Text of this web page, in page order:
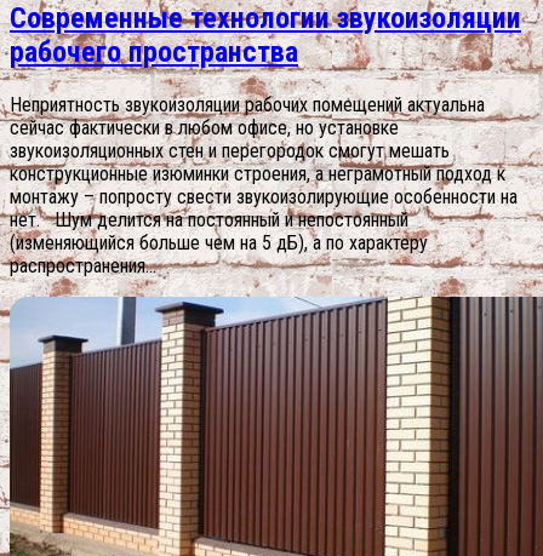
Современные технологии звукоизоляции
рабочего пространства
Неприятность звукоизоляции рабочих помещений актуальна
сейчас фактически в любом офисе, но установке
звукоизоляционных стен и перегородок смогут мешать
конструкционные изюминки строения, а неграмотный подход к
монтажу – попросту свести звукоизолирующие особенности на
нет. Шум делится на постоянный и непостоянный
(изменяющийся больше чем на 5 дБ), а по характеру
распространения...